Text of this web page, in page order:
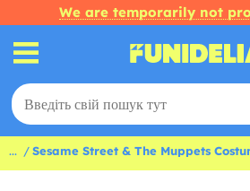
We are temporarily not
... Sesame Street & The Muppets